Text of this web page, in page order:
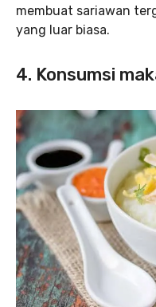
membuat sariawan
yang luar biasa.
4. Konsumsi